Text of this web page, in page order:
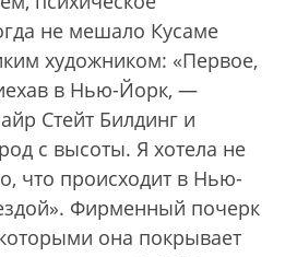
не мешало Кусаме
художником: «Первое,
в Нью-Йорк, —
Стейт Билдинг и
с высоты. Я хотела не
что происходит в Нью-
Фирменный почерк
она покрывает